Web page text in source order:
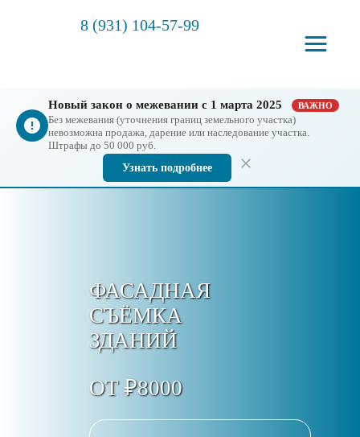
8 (931) 104-57-99
Новый закон о межевании с 1 марта 2025 ВАЖНО
Без межевания (уточнения границ земельного участка)
невозможна продажа, дарение или наследование участка.
Штрафы до 50 000 руб.
Узнать подробнее
ФАСАДНАЯ
СЪЁМКА
ЗДАНИЙ
ОТ ₽8000